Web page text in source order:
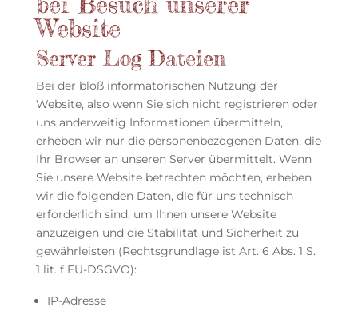
Website
Server Log Dateien
Bei der bloß informatorischen Nutzung der
Website, also wenn Sie sich nicht registrieren oder
uns anderweitig Informationen übermitteln,
erheben wir nur die personenbezogenen Daten, die
Ihr Browser an unseren Server übermittelt. Wenn
Sie unsere Website betrachten möchten, erheben
wir die folgenden Daten, die für uns technisch
erforderlich sind, um Ihnen unsere Website
anzuzeigen und die Stabilität und Sicherheit zu
gewährleisten (Rechtsgrundlage ist Art. 6 Abs. 1 S.
1 lit. f EU-DSGVO):
IP-Adresse